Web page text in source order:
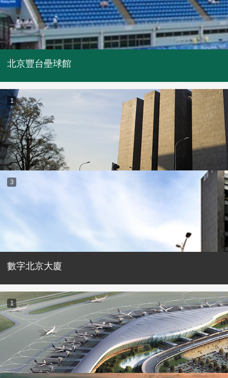
北京豐台壘球館
數字北京大廈
1
3
1